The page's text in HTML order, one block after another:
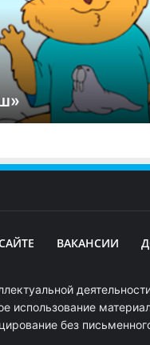
ВАКАНСИИ
использование
без